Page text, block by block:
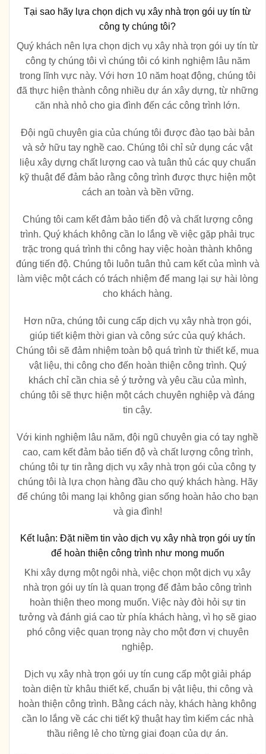
Tại sao hãy lựa chọn dịch vụ xây nhà trọn gói uy tín từ
công ty chúng tôi?
Quý khách nên lựa chọn dịch vụ xây nhà trọn gói uy tín từ
công ty chúng tôi vì chúng tôi có kinh nghiệm lâu năm
trong lĩnh vực này. Với hơn 10 năm hoạt động, chúng tôi
đã thực hiện thành công nhiều dự án xây dựng, từ những
căn nhà nhỏ cho gia đình đến các công trình lớn.
Đội ngũ chuyên gia của chúng tôi được đào tạo bài bản
và sở hữu tay nghề cao. Chúng tôi chỉ sử dụng các vật
liệu xây dựng chất lượng cao và tuân thủ các quy chuẩn
kỹ thuật để đảm bảo rằng công trình được thực hiện một
cách an toàn và bền vững.
Chúng tôi cam kết đảm bảo tiến độ và chất lượng công
trình. Quý khách không cần lo lắng về việc gặp phải trục
trặc trong quá trình thi công hay việc hoàn thành không
đúng tiến độ. Chúng tôi luôn tuân thủ cam kết của mình và
làm việc một cách có trách nhiệm để mang lại sự hài lòng
cho khách hàng.
Hơn nữa, chúng tôi cung cấp dịch vụ xây nhà trọn gói,
giúp tiết kiệm thời gian và công sức của quý khách.
Chúng tôi sẽ đảm nhiệm toàn bộ quá trình từ thiết kế, mua
vật liệu, thi công cho đến hoàn thiện công trình. Quý
khách chỉ cần chia sẻ ý tưởng và yêu cầu của mình,
chúng tôi sẽ thực hiện một cách chuyên nghiệp và đáng
tin cậy.
Với kinh nghiệm lâu năm, đội ngũ chuyên gia có tay nghề
cao, cam kết đảm bảo tiến độ và chất lượng công trình,
chúng tôi tự tin rằng dịch vụ xây nhà trọn gói của công ty
chúng tôi là lựa chọn hàng đầu cho quý khách hàng. Hãy
để chúng tôi mang lại không gian sống hoàn hảo cho bạn
và gia đình!
Kết luận: Đặt niềm tin vào dịch vụ xây nhà trọn gói uy tín
để hoàn thiện công trình như mong muốn
Khi xây dựng một ngôi nhà, việc chọn một dịch vụ xây
nhà trọn gói uy tín là quan trọng để đảm bảo công trình
hoàn thiện theo mong muốn. Việc này đòi hỏi sự tin
tưởng và đánh giá cao từ phía khách hàng, vì họ sẽ giao
phó công việc quan trọng này cho một đơn vị chuyên
nghiệp.
Dịch vụ xây nhà trọn gói uy tín cung cấp một giải pháp
toàn diện từ khâu thiết kế, chuẩn bị vật liệu, thi công và
hoàn thiện công trình. Bằng cách này, khách hàng không
cần lo lắng về các chi tiết kỹ thuật hay tìm kiếm các nhà
thầu riêng lẻ cho từng giai đoạn của dự án.